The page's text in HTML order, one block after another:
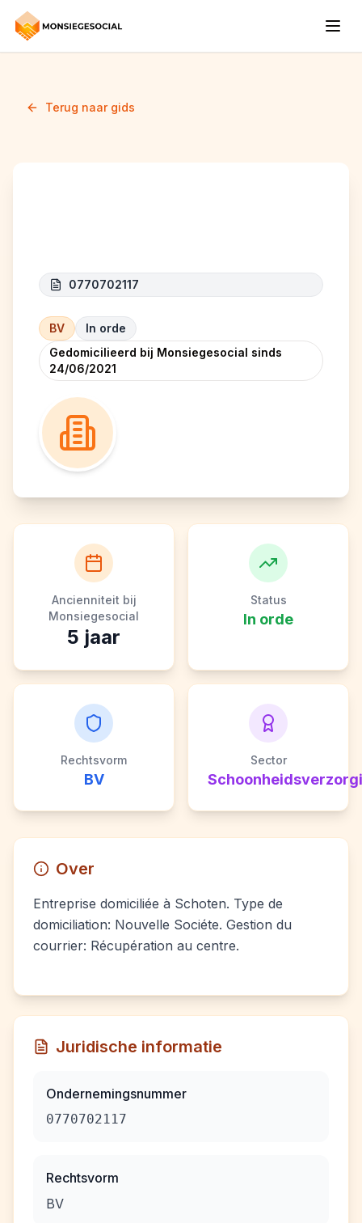
Terug naar gids
0770702117
BV
In orde
Gedomicilieerd bij Monsiegesocial sinds
24/06/2021
Ancienniteit bij
Monsiegesocial
5 jaar
Status
In orde
Rechtsvorm
BV
Sector
Over
Entreprise domiciliée à Schoten. Type de
domiciliation: Nouvelle Sociéte. Gestion du
courrier: Récupération au centre.
Juridische informatie
Ondernemingsnummer
0770702117
Rechtsvorm
BV